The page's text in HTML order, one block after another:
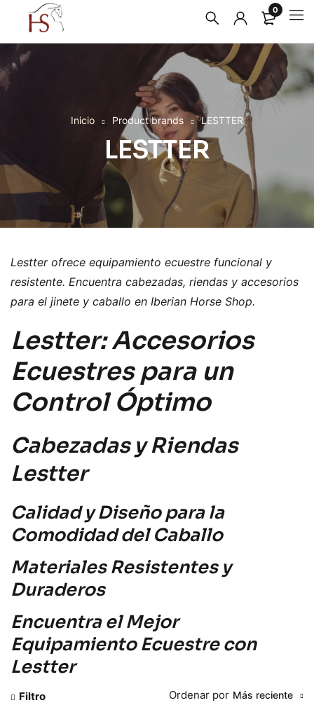
0
LESTTER
Inicio Product brands LESTTER
Lestter ofrece equipamiento ecuestre funcional y
resistente. Encuentra cabezadas, riendas y accesorios
para el jinete y caballo en Iberian Horse Shop.
Lestter: Accesorios
Ecuestres para un
Control Óptimo
Cabezadas y Riendas
Lestter
Calidad y Diseño para la
Comodidad del Caballo
Materiales Resistentes y
Duraderos
Encuentra el Mejor
Equipamiento Ecuestre con
Lestter
Filtro Ordenar por Más reciente